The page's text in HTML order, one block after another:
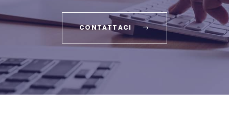
CONTATTACI